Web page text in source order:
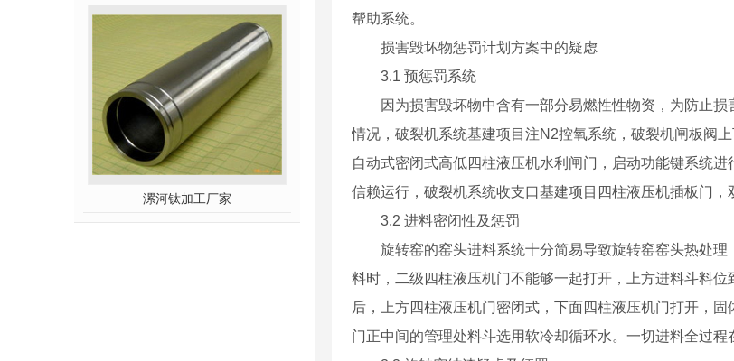
漯河钛加工厂家
帮助系统。
损害毁坏物惩罚计划方案中的疑虑
3.1 预惩罚系统
因为损害毁坏物中含有一部分易燃性性物资，为防止损
情况，破裂机系统基建项目注N2控氧系统，破裂机闸板阀
自动式密闭式高低四柱液压机水利闸门，启动功能键系统
信赖运行，破裂机系统收支口基建项目四柱液压机插板门，
3.2 进料密闭性及惩罚
旋转窑的窑头进料系统十分简易导致旋转窑窑头热处理
料时，二级四柱液压机门不能够一起打开，上方进料斗料
后，上方四柱液压机门密闭式，下面四柱液压机门打开，
门正中间的管理处料斗选用软冷却循环水。一切进料全过程